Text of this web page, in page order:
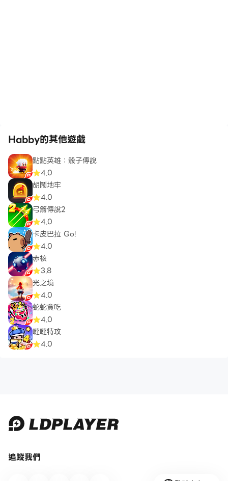
Habby的其他遊戲
點點英雄：骰子傳說
4.0
胡鬧地牢
4.0
弓箭傳說2
4.0
卡皮巴拉 Go!
4.0
赤核
3.8
光之境
4.0
蛇蛇貪吃
4.0
噠噠特攻
4.0
追蹤我們